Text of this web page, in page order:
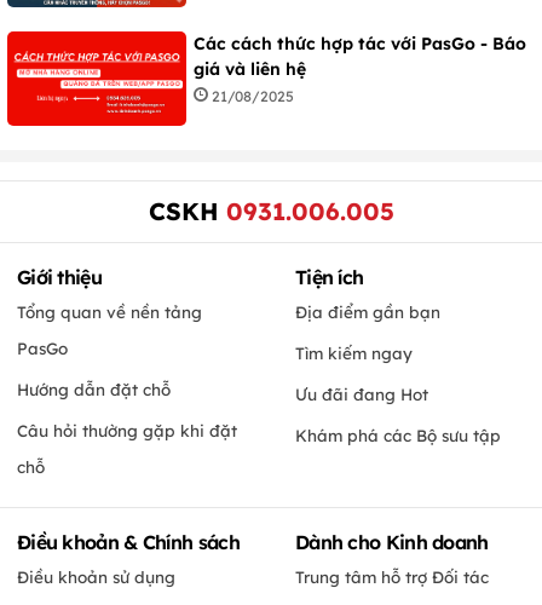
Các cách thức hợp tác với PasGo - Báo
giá và liên hệ
21/08/2025
CSKH 0931.006.005
Giới thiệu
Tổng quan về nền tảng
PasGo
Hướng dẫn đặt chỗ
Câu hỏi thường gặp khi đặt
chỗ
Tiện ích
Địa điểm gần bạn
Tìm kiếm ngay
Ưu đãi đang Hot
Khám phá các Bộ sưu tập
Điều khoản & Chính sách
Điều khoản sử dụng
Dành cho Kinh doanh
Trung tâm hỗ trợ Đối tác